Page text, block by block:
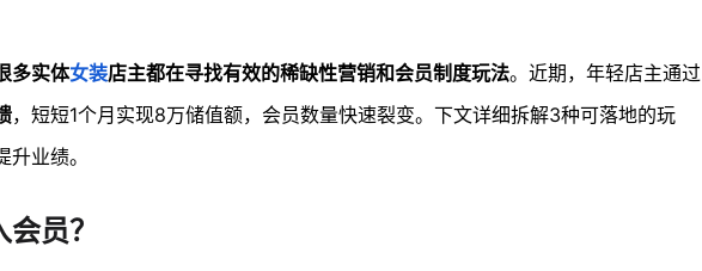
多实体女装店主都在寻找有效的稀缺性营销和会员制度玩法。近期，年轻店主通过
，短短1个月实现8万储值额，会员数量快速裂变。下文详细拆解3种可落地的玩
业绩。
员？